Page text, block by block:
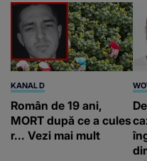
KANAL D
Român de 19 ani,
MORT după ce a cules
r... Vezi mai mult